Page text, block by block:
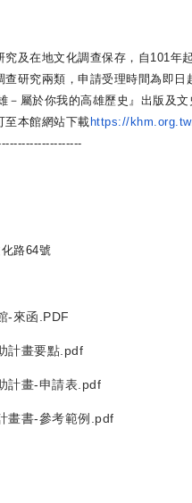
及在地文化調查保存， 自101年
研究兩類， 申請受理時間為即日
屬於你我的高雄歷史』 出版及文
至本館網站下載 https://
路64號
-來函.PDF
計畫要點.pdf
計畫-申請表.pdf
畫書-參考範例.pdf